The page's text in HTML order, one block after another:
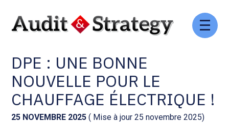
Aller
Comptabilité et conseil
Social et ressources humaines
Assistance juridique
Pilotage d’entreprise
Gestion des documents : ISuite
Tenue de votre comptabilité :
ACD
Facturation et pilotage :
EVOLIZ
DPE : UNE BONNE
NOUVELLE POUR LE
CHAUFFAGE ÉLECTRIQUE !
25 NOVEMBRE 2025 ( Mise à jour 25 novembre 2025)